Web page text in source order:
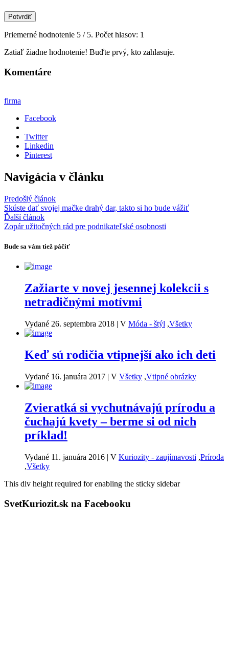
Potvrdiť
Priemerné hodnotenie 5 / 5. Počet hlasov: 1
Zatiaľ žiadne hodnotenie! Buďte prvý, kto zahlasuje.
Komentáre
firma
Facebook
Twitter
Linkedin
Pinterest
Navigácia v článku
Predošlý článok
Skúste dať svojej mačke drahý dar, takto si ho bude vážiť
Ďalší článok
Zopár užitočných rád pre podnikateľské osobnosti
Bude sa vám tiež páčiť
Zažiarte v novej jesennej kolekcii s
netradičnými motívmi
Vydané 26. septembra 2018 | V Móda - štýl ,Všetky
Keď sú rodičia vtipnejší ako ich deti
Vydané 16. januára 2017 | V Všetky ,Vtipné obrázky
Zvieratká si vychutnávajú prírodu a
čuchajú kvety – berme si od nich
príklad!
Vydané 11. januára 2016 | V Kuriozity - zaujímavosti ,Príroda
,Všetky
This div height required for enabling the sticky sidebar
SvetKuriozit.sk na Facebooku